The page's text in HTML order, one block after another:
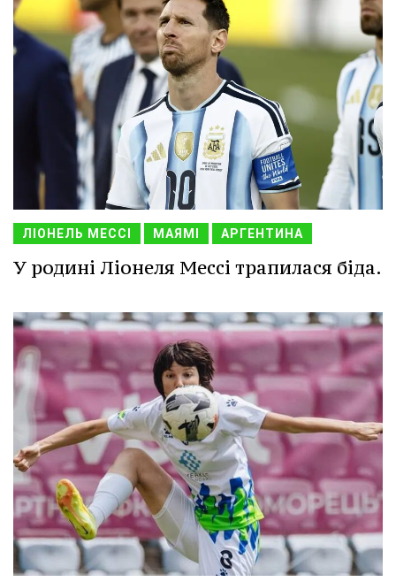
ЛІОНЕЛЬ МЕССІ МАЯМІ АРГЕНТИНА
У родині Ліонеля Мессі трапилася біда.